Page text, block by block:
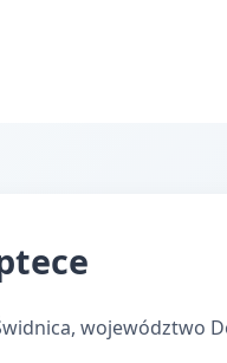
województwo